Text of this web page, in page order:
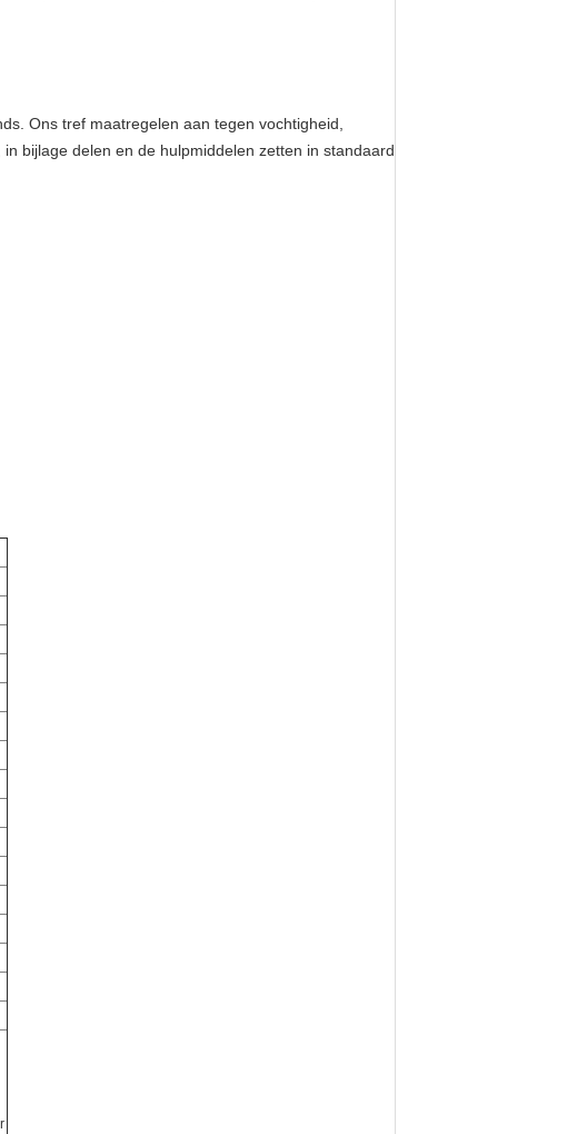
Ons tref maatregelen aan tegen vochtigheid,
bijlage delen en de hulpmiddelen zetten in standaard